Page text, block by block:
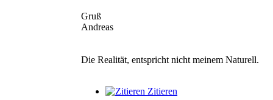
Gruß
Andreas
Die Realität, entspricht nicht meinem Naturell.
Zitieren